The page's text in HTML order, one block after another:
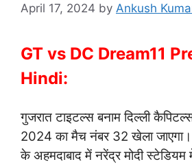
April 17, 2024 by Ankush
GT vs DC Dream11
Hindi:
गुजरात टाइटल्स बनाम दिल्ली
2024 का मैच नंबर 32 खेला
के अहमदाबाद में नरेंद्र मोदी